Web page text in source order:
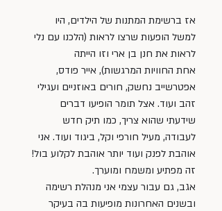
אז ברשימת המתנות של הילדים, היו
למשל הופעות שרצו לראות (הלכנו עם נלי
לראות את חנן בן ארי וזו הייתה
אחת החוויות המרגשות), אייר פודס,
אפטרשייב נחשק, חורים באוזניים ועגילי
זהב ועוד. אצל תומר הופיעו דברים
שידעתי שהוא צריך, כמו תיק חדש
לעבודה, מעיל חורפי וקל, ביגוד ועוד. אני
אוהבת לפנק ועוד יותר אוהבת לקלוע בול!
זה מפתיע ומשמח ומוערך.
אגב, גם עבור עצמי אני מנהלת רשימה
ובשנים האחרונות מופיעות בה בעיקר